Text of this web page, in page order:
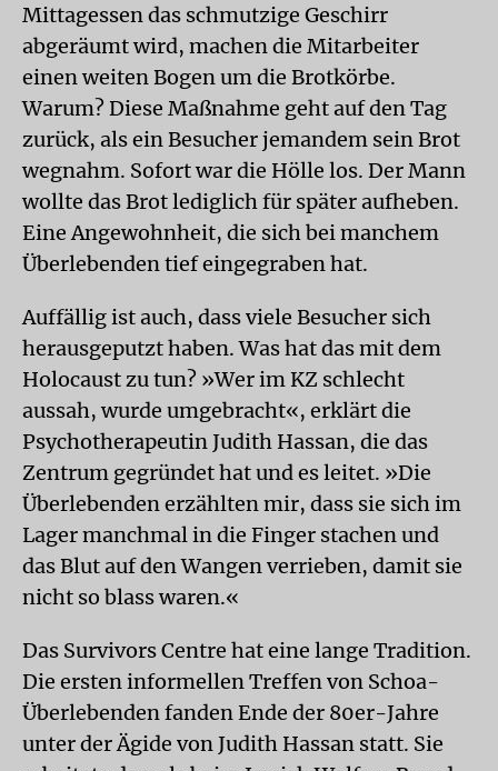
Mittagessen das schmutzige Geschirr
abgeräumt wird, machen die Mitarbeiter
einen weiten Bogen um die Brotkörbe.
Warum? Diese Maßnahme geht auf den Tag
zurück, als ein Besucher jemandem sein Brot
wegnahm. Sofort war die Hölle los. Der Mann
wollte das Brot lediglich für später aufheben.
Eine Angewohnheit, die sich bei manchem
Überlebenden tief eingegraben hat.
Auffällig ist auch, dass viele Besucher sich
herausgeputzt haben. Was hat das mit dem
Holocaust zu tun? »Wer im KZ schlecht
aussah, wurde umgebracht«, erklärt die
Psychotherapeutin Judith Hassan, die das
Zentrum gegründet hat und es leitet. »Die
Überlebenden erzählten mir, dass sie sich im
Lager manchmal in die Finger stachen und
das Blut auf den Wangen verrieben, damit sie
nicht so blass waren.«
Das Survivors Centre hat eine lange Tradition.
Die ersten informellen Treffen von Schoa-
Überlebenden fanden Ende der 80er-Jahre
unter der Ägide von Judith Hassan statt. Sie